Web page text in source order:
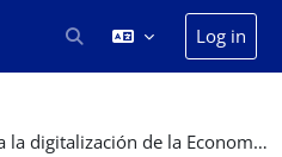
Toggle search inputLog in
Competencias para la digitalización de la Economía Social